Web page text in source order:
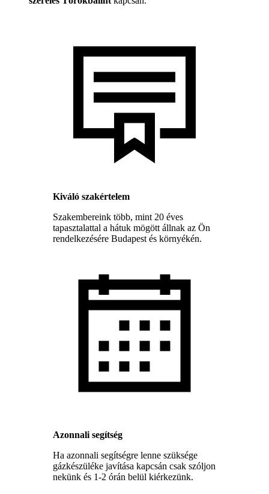
Kiváló szakértelem
Szakembereink több, mint 20 éves
tapasztalattal a hátuk mögött állnak az Ön
rendelkezésére Budapest és környékén.
Azonnali segítség
Ha azonnali segítségre lenne szüksége
gázkészüléke javítása kapcsán csak szóljon
nekünk és 1-2 órán belül kiérkezünk.